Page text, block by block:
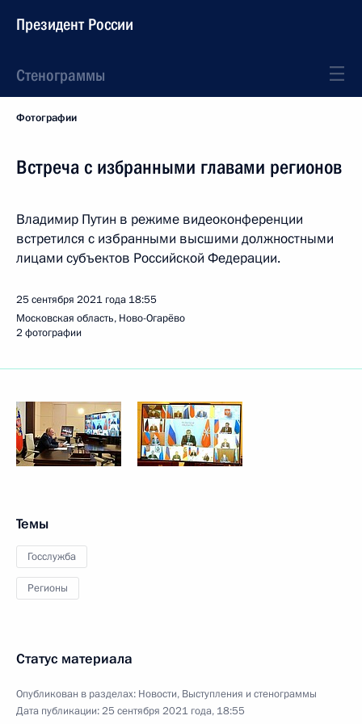
Президент России
Стенограммы
Фотографии
Встреча с избранными главами регионов
Владимир Путин в режиме видеоконференции
встретился с избранными высшими должностными
лицами субъектов Российской Федерации.
25 сентября 2021 года 18:55
Московская область, Ново-Огарёво
2 фотографии
Темы
Госслужба
Регионы
Статус материала
Опубликован в разделах: Новости, Выступления и стенограммы
Дата публикации:25 сентября 2021 года, 18:55